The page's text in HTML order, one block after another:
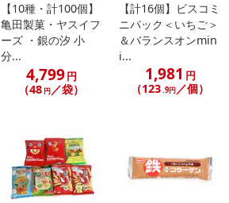
【10種・計100個】
亀田製菓・ヤスイフ
ーズ ・銀の汐 小
分...
4,799円
（48 円／袋）
【計16個】ビスコミ
ニパック＜いちご＞
＆バランスオンmin
i...
1,981 円
（123.9円／個）